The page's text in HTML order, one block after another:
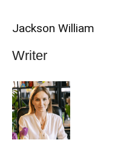
Jackson William
Writer